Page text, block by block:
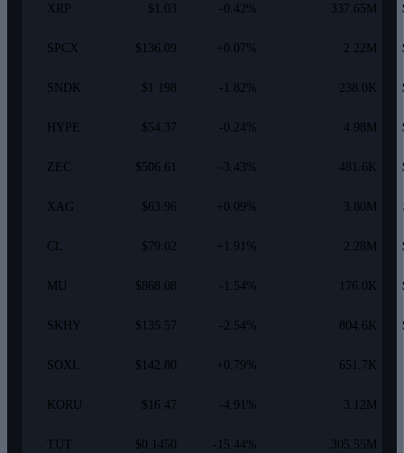
XRP $1.03 -0.42% 337.65M
SPCX $136.09 +0.07% 2.22M
SNDK $1 198 -1.82% 238.0K
HYPE $54.37 -0.24% 4.98M
ZEC $506.61 -3.43% 481.6K
XAG $63.96 +0.09% 3.80M
CL $79.02 +1.91% 2.28M
MU $868.08 -1.54% 176.0K
SKHY $135.57 -2.54% 804.6K
SOXL $142.80 +0.79% 651.7K
KORU $16.47 -4.91% 3.12M
TUT $0.1450 -15.44% 305.55M